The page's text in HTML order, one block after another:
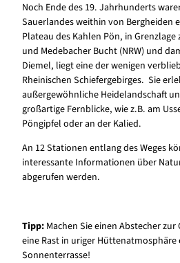
Noch Ende des 19. Jahrhunderts
Sauerlandes weithin von Bergheiden
Plateau des Kahlen Pön, in Grenzlage
und Medebacher Bucht (NRW) und
Diemel, liegt eine der wenigen
Rheinischen Schiefergebirges. Sie
außergewöhnliche Heidelandschaft
großartige Fernblicke, wie z.B. am
Pöngipfel oder an der Kalied.
An 12 Stationen entlang des Weges
interessante Informationen über
abgerufen werden.
Tipp: Machen Sie einen Abstecher
eine Rast in uriger
Sonnenterrasse!